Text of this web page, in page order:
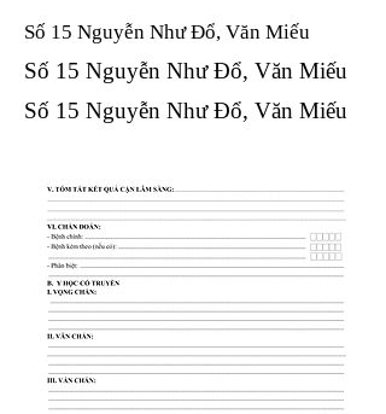
Số 15 Nguyễn Như Đổ, Văn Miếu​​​​
Số 15 Nguyễn Như Đổ, Văn Miếu​​​​
Số 15 Nguyễn Như Đổ, Văn Miếu​​​​